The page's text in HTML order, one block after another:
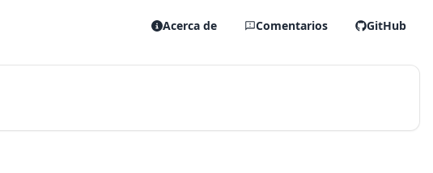
Acerca de Comentarios GitHub